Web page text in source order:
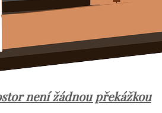
není žádnou překážkou